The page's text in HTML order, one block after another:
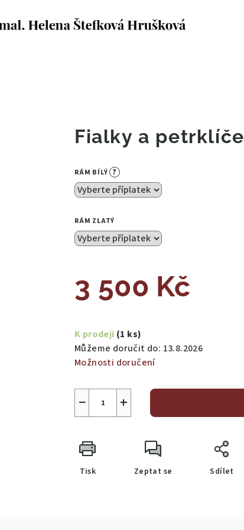
Fialky a petrklíče
RÁM BÍLÝ ?
RÁM ZLATÝ
3 500 Kč
cena:
K prodeji (1 ks)
Můžeme doručit do: 13.8.2026
Možnosti doručení
+
−
Tisk Zeptat se Sdílet